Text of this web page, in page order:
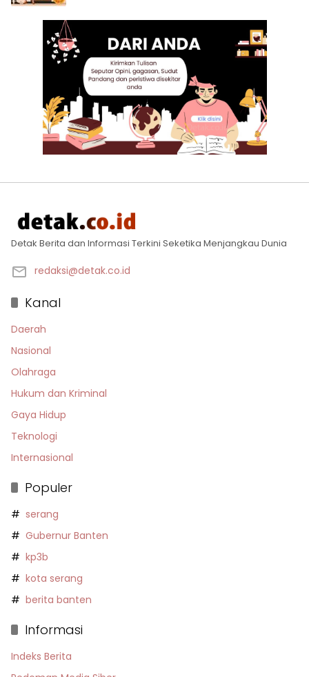
Detak Berita dan Informasi Terkini Seketika Menjangkau Dunia
redaksi@detak.co.id
Kanal
Daerah
Nasional
Olahraga
Hukum dan Kriminal
Gaya Hidup
Teknologi
Internasional
Populer
serang
Gubernur Banten
kp3b
kota serang
berita banten
Informasi
Indeks Berita